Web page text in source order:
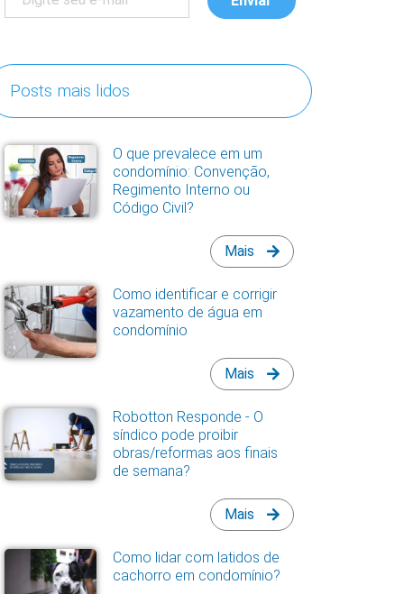
Posts mais lidos
O que prevalece em um
condomínio: Convenção,
Regimento Interno ou
Código Civil?
Mais
Como identificar e corrigir
vazamento de água em
condomínio
Mais
Robotton Responde - O
síndico pode proibir
obras/reformas aos finais
de semana?
Mais
Como lidar com latidos de
cachorro em condomínio?